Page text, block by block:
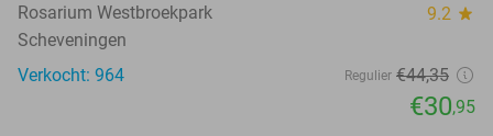
Rosarium Westbroekpark 9.2 star
Scheveningen
Verkocht: 964
Regulier €44,35
€30,95